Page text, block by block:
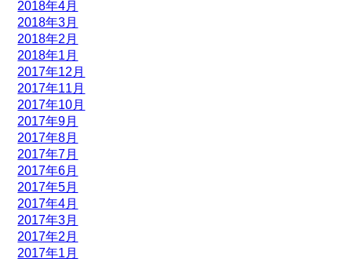
2018年4月
2018年3月
2018年2月
2018年1月
2017年12月
2017年11月
2017年10月
2017年9月
2017年8月
2017年7月
2017年6月
2017年5月
2017年4月
2017年3月
2017年2月
2017年1月